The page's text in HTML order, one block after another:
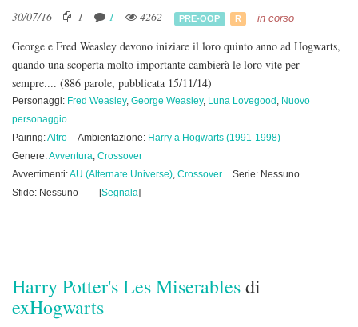
30/07/16 1 1 4262 PRE-OOP R in corso
George e Fred Weasley devono iniziare il loro quinto anno ad Hogwarts,
quando una scoperta molto importante cambierà le loro vite per
sempre.... (886 parole, pubblicata 15/11/14)
Personaggi: Fred Weasley, George Weasley, Luna Lovegood , Nuovo
personaggio
Pairing:Altro Ambientazione: Harry a Hogwarts (1991-1998)
Genere:Avventura, Crossover
Avvertimenti:AU (Alternate Universe), Crossover
Serie: Nessuno
Sfide: Nessuno
[Segnala]
Harry Potter's Les Miserablesdi
exHogwarts